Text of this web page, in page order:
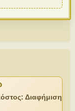
Διαφήμιση